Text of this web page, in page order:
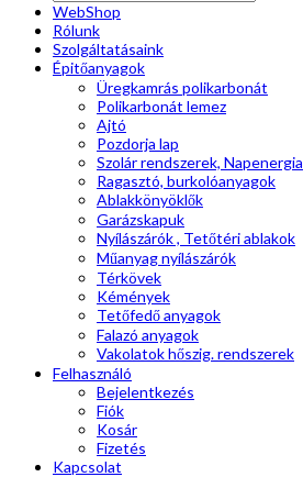
WebShop
Rólunk
Szolgáltatásaink
Épitőanyagok
Üregkamrás polikarbonát
Polikarbonát lemez
Ajtó
Pozdorja lap
Szolár rendszerek, Napenergia
Ragasztó, burkolóanyagok
Ablakkönyöklők
Garázskapuk
Nyílászárók , Tetőtéri ablakok
Műanyag nyílászárók
Térkövek
Kémények
Tetőfedő anyagok
Falazó anyagok
Vakolatok hőszig. rendszerek
Felhasználó
Bejelentkezés
Fiók
Kosár
Fizetés
Kapcsolat